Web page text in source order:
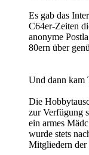
Es gab das
C64er-Zeiten
anonyme
80ern über
Und dann kam
Die
zur Verfügung
ein armes
wurde stets
Mitgliedern der